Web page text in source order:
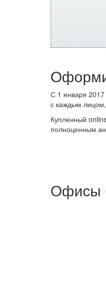
С 1 января 2017
с каждым лицом,
Купленный
полноценным
Офисы